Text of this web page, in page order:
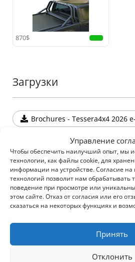
Управление
Чтобы обеспечить наилучший опыт, мы
технологии, как файлы cookie, для
информации на устройстве. Согласие на
технологий позволит нам обрабатывать
поведение при просмотре или
этом сайте. Отказ от согласия или его
сказаться на некоторых функциях и
Принять
Отклонить
Монолитная Конструкция
для выдерживания больших
соединены в единое целое, что
непревзойденную прочность и
из нержавеющей стали, готовой
• Повышенная Безопасность:
защиты кабины при
бар обеспечивает надежную
дополняя при этом стиль
Добавьте еще один
своему внедорожному
пополнением в линейке
своими премиальными,
аксессуарами для 4x4.
Преобразите свой автомобиль
спортивного ролл-бара от
силы, безопасности и
870$
Загрузки
Brochures - Tessera4x4 2026
Brochures - Volkswagen e-
Дополнительные
Крышки для кузова пикапа